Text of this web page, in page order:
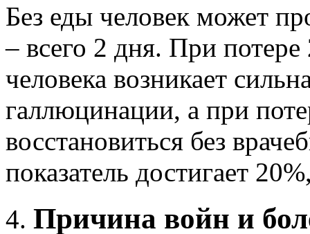
Без еды человек может
– всего 2 дня. При
человека возникает
галлюцинации, а при
восстановиться без
показатель достигает
Причина войн и